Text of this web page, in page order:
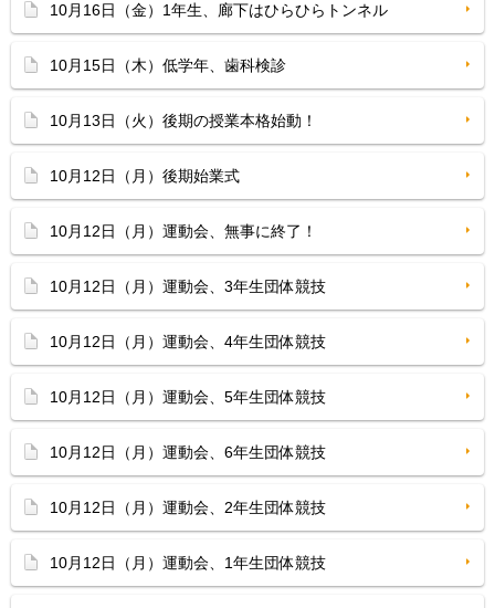
10月16日（金）1年生、廊下はひらひらトンネル
10月15日（木）低学年、歯科検診
10月13日（火）後期の授業本格始動！
10月12日（月）後期始業式
10月12日（月）運動会、無事に終了！
10月12日（月）運動会、3年生団体競技
10月12日（月）運動会、4年生団体競技
10月12日（月）運動会、5年生団体競技
10月12日（月）運動会、6年生団体競技
10月12日（月）運動会、2年生団体競技
10月12日（月）運動会、1年生団体競技